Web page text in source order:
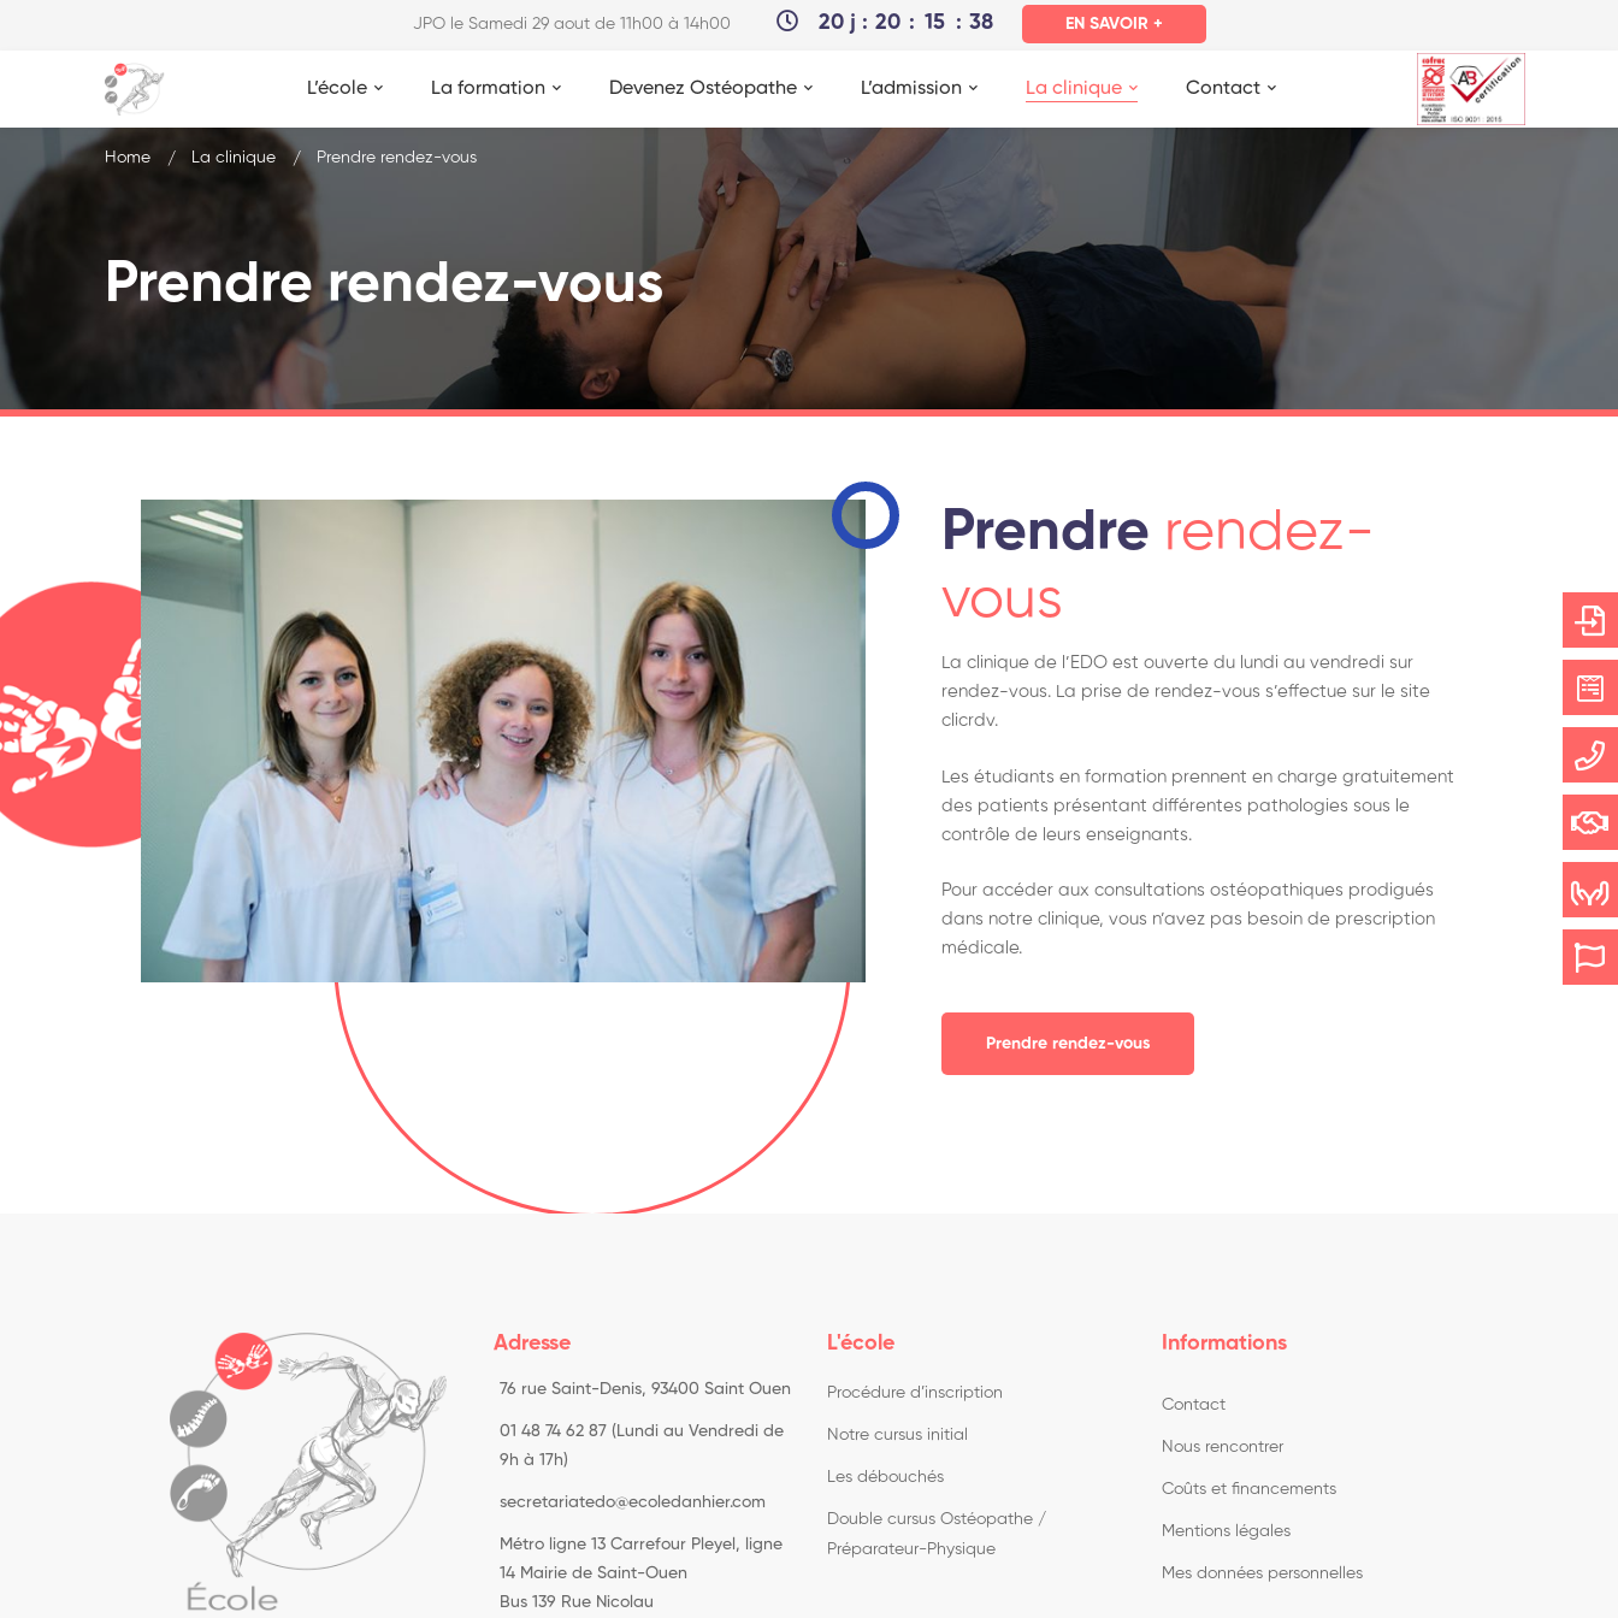
JPO le Samedi 29 aout de 11h00 à 14h00 20j 20 15 37 EN SAVOIR +
L’école La formation Devenez Ostéopathe L’admission La clinique Contact
Prendre rendez-vous
Home La clinique Prendre rendez-vous
Prendre rendez-
vous
La clinique de l’EDO est ouverte du lundi au vendredi sur
rendez-vous. La prise de rendez-vous s’effectue sur le site
clicrdv.
Les étudiants en formation prennent en charge gratuitement
des patients présentant différentes pathologies sous le
contrôle de leurs enseignants.
Pour accéder aux consultations ostéopathiques prodigués
dans notre clinique, vous n’avez pas besoin de prescription
médicale.
Prendre rendez-vous
Adresse
76 rue Saint-Denis, 93400 Saint Ouen
01 48 74 62 87 (Lundi au Vendredi de
9h à 17h)
secretariatedo@ecoledanhier.com
Métro ligne 13 Carrefour Pleyel, ligne
14 Mairie de Saint-Ouen
Bus 139 Rue Nicolau
L'école
Procédure d’inscription
Notre cursus initial
Les débouchés
Double cursus Ostéopathe /
Préparateur-Physique
Informations
Contact
Nous rencontrer
Coûts et financements
Mentions légales
Mes données personnelles